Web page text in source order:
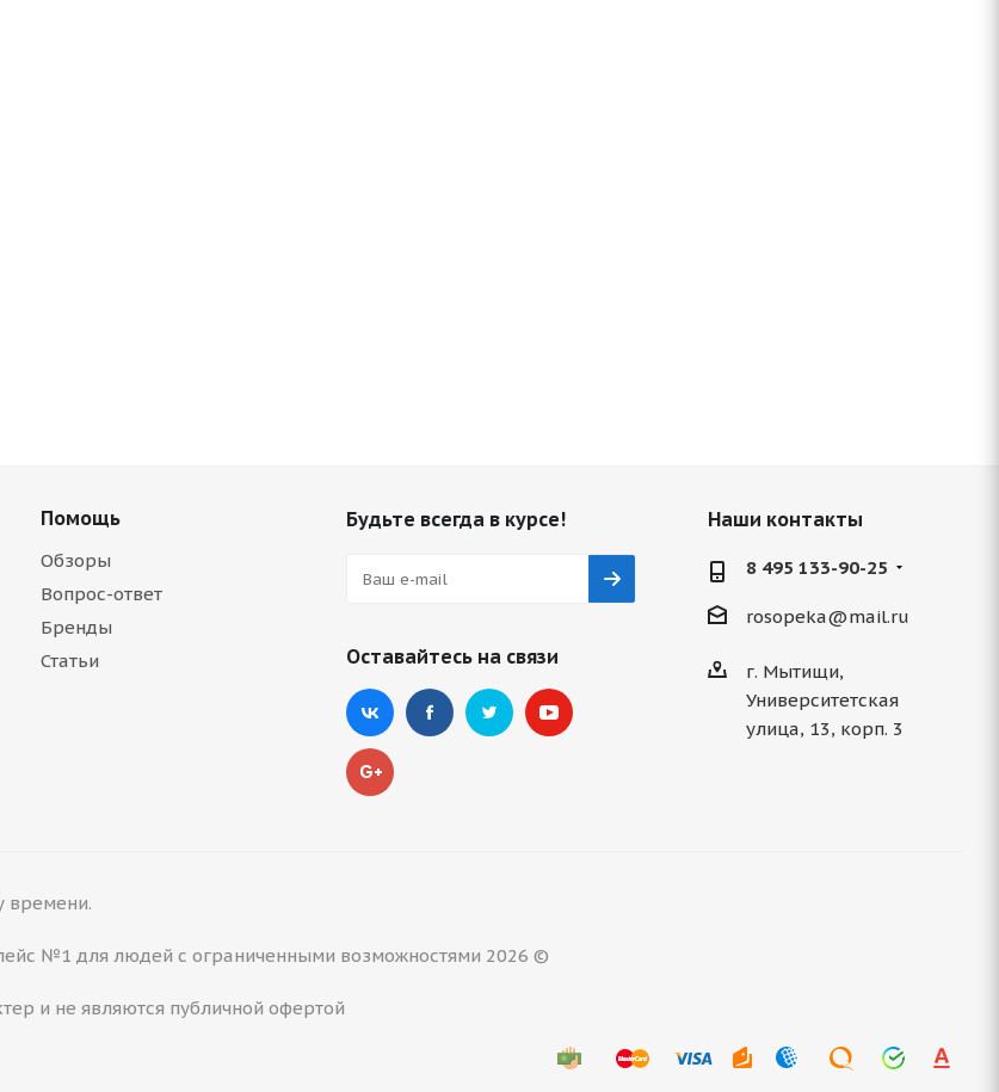
Помощь
Обзоры
Вопрос-ответ
Бренды
Статьи
Будьте всегда в курсе!
Оставайтесь на связи
Наши контакты
8 495 133-90-25
rosopeka@mail.ru
г. Мытищи,
Университетская
улица, 13, корп. 3
времени.
№1 для людей с ограниченными возможностями 2026 ©
и не являются публичной офертой